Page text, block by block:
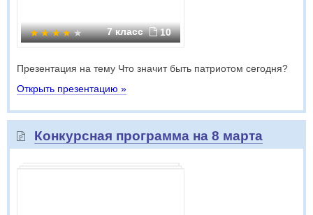
7 класс 10
Презентация на тему Что значит быть патриотом сегодня?
Открыть презентацию »
Конкурсная программа на 8 марта